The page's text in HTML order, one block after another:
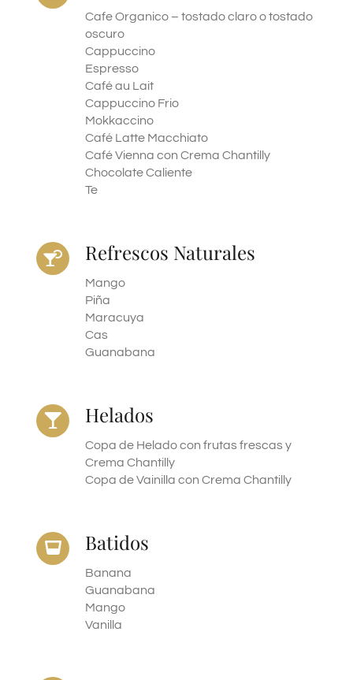
Cafe Organico – tostado claro o tostado
oscuro
Cappuccino
Espresso
Café au Lait
Cappuccino Frio
Mokkaccino
Café Latte Macchiato
Café Vienna con Crema Chantilly
Chocolate Caliente
Te
Refrescos Naturales
Mango
Piña
Maracuya
Cas
Guanabana
Helados
Copa de Helado con frutas frescas y
Crema Chantilly
Copa de Vainilla con Crema Chantilly
Batidos
Banana
Guanabana
Mango
Vanilla